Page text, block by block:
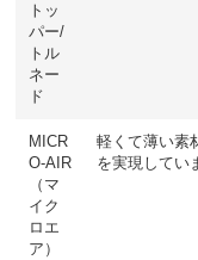
トッ
パー/
トル
ネー
ド
MICR
O-AIR
（マ
イク
ロエ
ア）
軽くて薄い素
を実現してい